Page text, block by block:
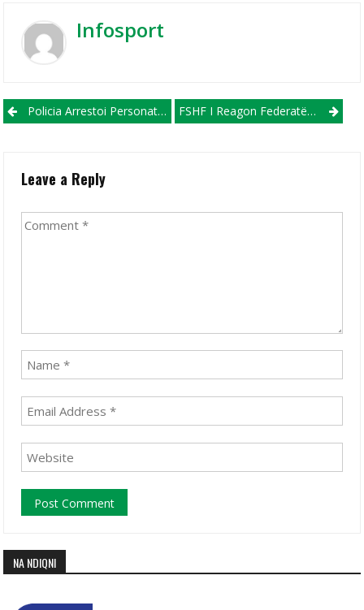
Infosport
Post navigation
Policia Arrestoi Personat Që Sulmuan Futbollistin Marjan Radeski Të Struga Trim Lum FSHF I Reagon Federatës Serbe Pas Dhunës Së Policisë Serbe Ndaj Futbollistëve Të KF Tërnocit
Leave a Reply
NA NDIQNI